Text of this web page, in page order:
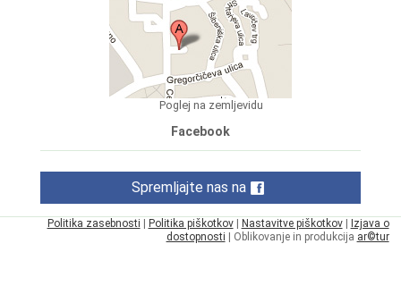
Poglej na zemljevidu
Facebook
Spremljajte nas na
Politika zasebnosti Politika piškotkov| Nastavitve piškotkov|
Izjava o
dostopnosti | Oblikovanje in produkcija ar©tur